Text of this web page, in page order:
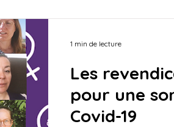
Les
pour une
Covid-19
1 min de lecture